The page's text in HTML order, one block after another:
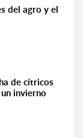
del agro y el
de cítricos
invierno